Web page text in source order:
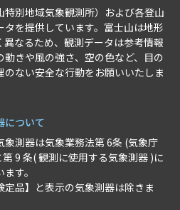
別地域気象観測所）および各登山
を提供しています。富士山は地形
なるため、観測データは参考情報
きや風の強さ、空の色など、目の
ない安全な行動をお願いいたしま
について
測器は気象業務法第 6条 (気象庁
9 条( 観測に使用する気象測器 )に
す。
定品】と表示の気象測器は除きま